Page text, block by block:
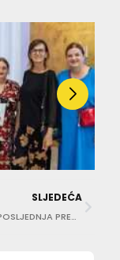
SLJEDEĆA
(FOTO) POSLJEDNJA PREMIJERA NA IGRAMA Zavirite na zagrebačke probe “Galeba”!